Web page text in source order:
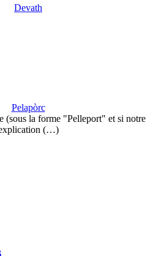
Devath
Pelapòrc
(sous la forme "Pelleport" et si notre
(…)